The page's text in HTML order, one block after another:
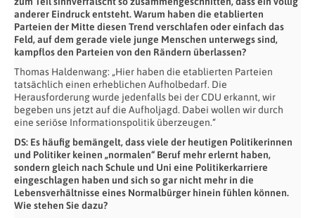
anderer Eindruck entsteht. Warum haben die etablierten
Parteien der Mitte diesen Trend verschlafen oder einfach das
Feld, auf dem gerade viele junge Menschen unterwegs sind,
kampflos den Parteien von den Rändern überlassen?
Thomas Haldenwang: „Hier haben die etablierten Parteien
tatsächlich einen erheblichen Aufholbedarf. Die
Herausforderung wurde jedenfalls bei der CDU erkannt, wir
begeben uns jetzt auf die Aufholjagd. Dabei wollen wir durch
eine seriöse Informationspolitik überzeugen.“
DS: Es häufig bemängelt, dass viele der heutigen Politikerinnen
und Politiker keinen „normalen“ Beruf mehr erlernt haben,
sondern gleich nach Schule und Uni eine Politikerkarriere
eingeschlagen haben und sich so gar nicht mehr in die
Lebensverhältnisse eines Normalbürger hinein fühlen können.
Wie stehen Sie dazu?